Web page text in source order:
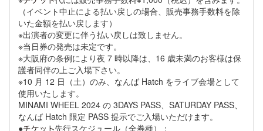
（イベント中止による払い戻しの場合、販売事務手数料を除
いた金額を払い戻します）
※出演者の変更に伴う払い戻しは致しません。
※当日券の発売は未定です。
※大阪府の条例により夜 7 時以降は、16 歳未満のお客様は保
護者同伴の上ご入場下さい。
※10 月 12 日（土）のみ、なんば Hatch をライブ会場として
使用いたします。
MINAMI WHEEL 2024 の 3DAYS PASS、SATURDAY PASS、
なんば Hatch 限定 PASS 提示でご入場いただけます。
●
先行スケジュール（全券種）：